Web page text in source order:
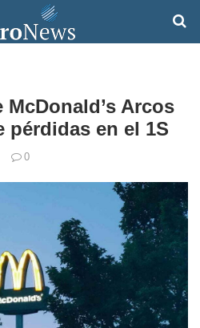
Arcos
pérdidas en el 1S
0